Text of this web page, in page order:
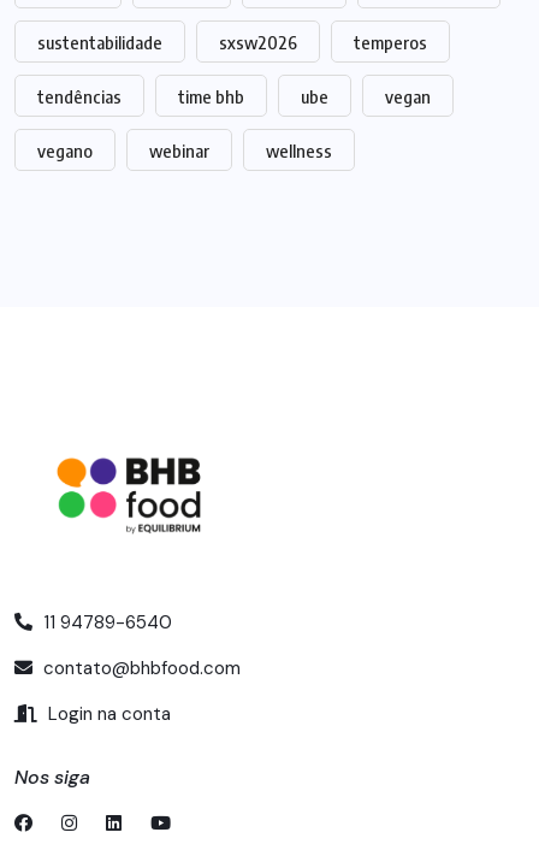
sustentabilidade sxsw2026 temperos
tendências time bhb ube vegan
vegano webinar wellness
11 94789-6540
contato@bhbfood.com
Login na conta
Nos siga